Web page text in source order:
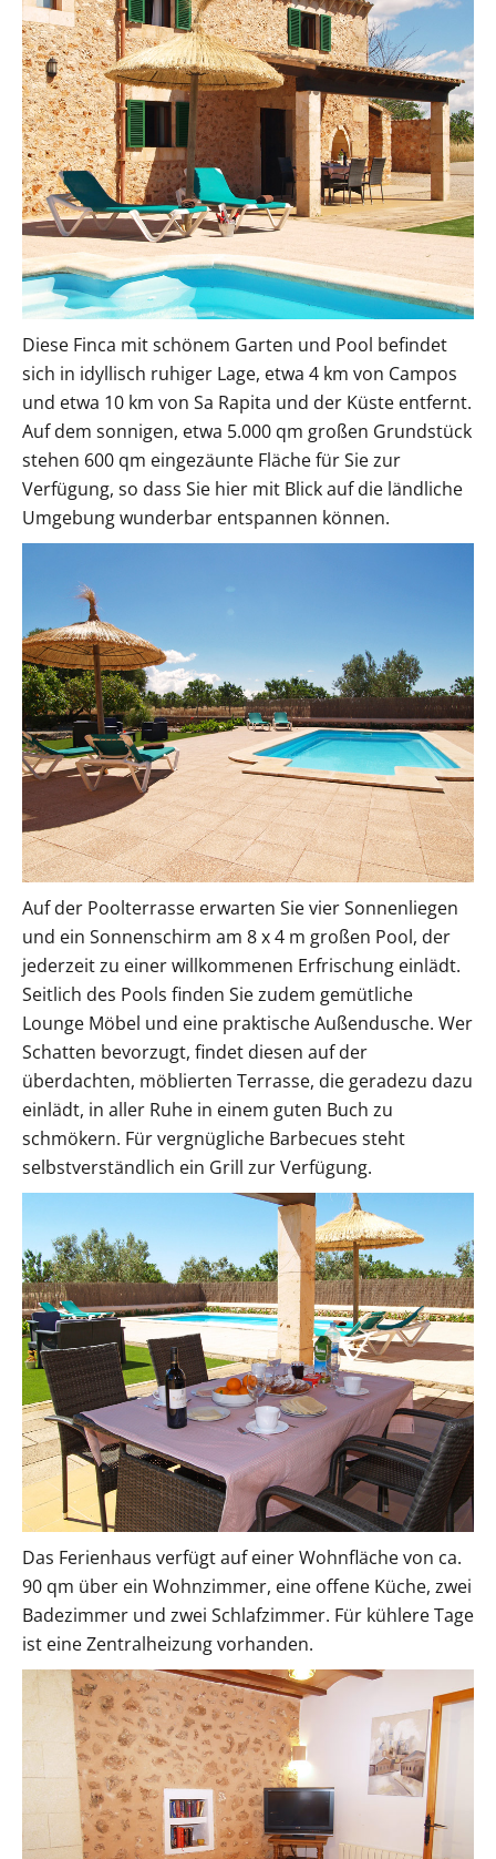
Diese Finca mit schönem Garten und Pool befindet
sich in idyllisch ruhiger Lage, etwa 4 km von Campos
und etwa 10 km von Sa Rapita und der Küste entfernt.
Auf dem sonnigen, etwa 5.000 qm großen Grundstück
stehen 600 qm eingezäunte Fläche für Sie zur
Verfügung, so dass Sie hier mit Blick auf die ländliche
Umgebung wunderbar entspannen können.
Auf der Poolterrasse erwarten Sie vier Sonnenliegen
und ein Sonnenschirm am 8 x 4 m großen Pool, der
jederzeit zu einer willkommenen Erfrischung einlädt.
Seitlich des Pools finden Sie zudem gemütliche
Lounge Möbel und eine praktische Außendusche. Wer
Schatten bevorzugt, findet diesen auf der
überdachten, möblierten Terrasse, die geradezu dazu
einlädt, in aller Ruhe in einem guten Buch zu
schmökern. Für vergnügliche Barbecues steht
selbstverständlich ein Grill zur Verfügung.
Das Ferienhaus verfügt auf einer Wohnfläche von ca.
90 qm über ein Wohnzimmer, eine offene Küche, zwei
Badezimmer und zwei Schlafzimmer. Für kühlere Tage
ist eine Zentralheizung vorhanden.